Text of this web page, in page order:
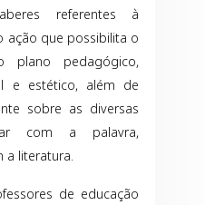
referentes à
ação que possibilita o
plano pedagógico,
e estético, além de
sobre as diversas
com a palavra,
a literatura.
de educação